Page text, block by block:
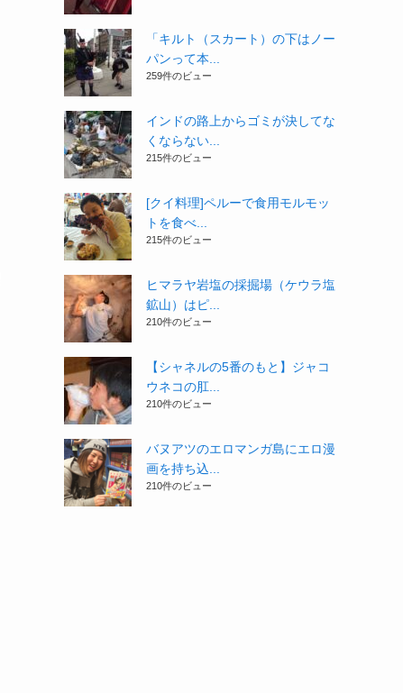
「キルト（スカート）の下はノー
パンって本...
259件のビュー
インドの路上からゴミが決してな
くならない...
215件のビュー
[クイ料理]ペルーで食用モルモッ
トを食べ...
215件のビュー
ヒマラヤ岩塩の採掘場（ケウラ塩
鉱山）はピ...
210件のビュー
【シャネルの5番のもと】ジャコ
ウネコの肛...
210件のビュー
バヌアツのエロマンガ島にエロ漫
画を持ち込...
210件のビュー